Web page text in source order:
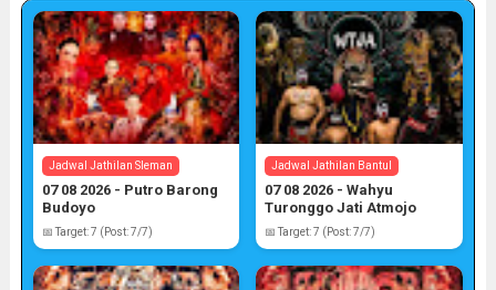
Jadwal Jathilan Sleman
07 08 2026 - Putro Barong
Budoyo
📅 Target: 7 (Post: 7/7)
Jadwal Jathilan Bantul
07 08 2026 - Wahyu
Turonggo Jati Atmojo
📅 Target: 7 (Post: 7/7)